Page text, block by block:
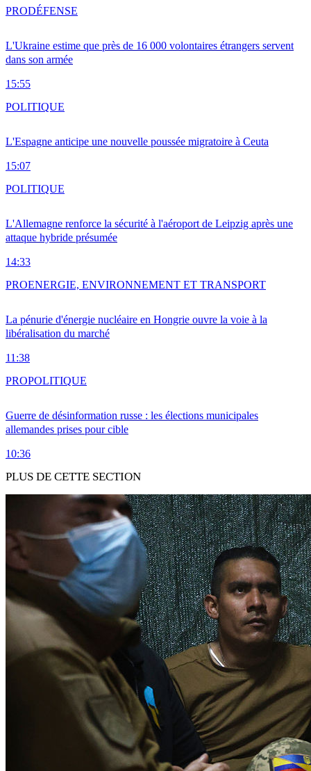
L'Ukraine estime que près de 16 000 volontaires étrangers servent
dans son armée
15:55
PRODÉFENSE
L'Espagne anticipe une nouvelle poussée migratoire à Ceuta
15:07
POLITIQUE
L'Allemagne renforce la sécurité à l'aéroport de Leipzig après une
attaque hybride présumée
14:33
POLITIQUE
La pénurie d'énergie nucléaire en Hongrie ouvre la voie à la
libéralisation du marché
11:38
PROENERGIE, ENVIRONNEMENT ET TRANSPORT
Guerre de désinformation russe : les élections municipales
allemandes prises pour cible
10:36
PROPOLITIQUE
PLUS DE CETTE SECTION